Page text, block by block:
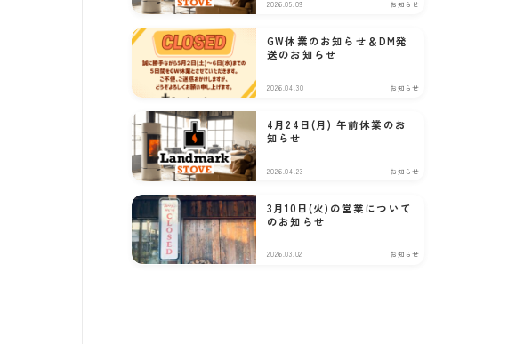
2026.05.09 お知らせ
GW休業のお知らせ＆DM発
送のお知らせ
2026.04.30 お知らせ
4月24日(月) 午前休業のお
知らせ
2026.04.23 お知らせ
3月10日(火)の営業について
のお知らせ
2026.03.02 お知らせ